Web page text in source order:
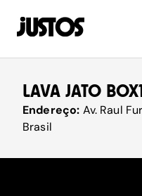
LAVA JATO
Endereço: Av. Raul
Brasil